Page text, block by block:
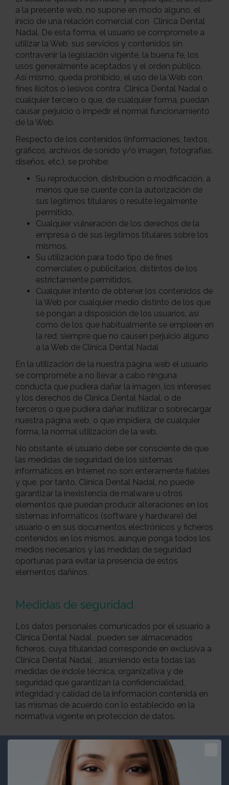
a la presente web, no supone en modo alguno, el
inicio de una relación comercial con Clínica Dental
Nadal. De esta forma, el usuario se compromete a
utilizar la Web, sus servicios y contenidos sin
contravenir la legislación vigente, la buena fe, los
usos generalmente aceptados y el orden público.
Así mismo, queda prohibido, el uso de la Web con
fines ilícitos o lesivos contra Clínica Dental Nadal o
cualquier tercero o que, de cualquier forma, puedan
causar perjuicio o impedir el normal funcionamiento
de la Web.
Respecto de los contenidos (informaciones, textos,
gráficos, archivos de sonido y/o imagen, fotografías,
diseños, etc.), se prohíbe:
Su reproducción, distribución o modificación, a
menos que se cuente con la autorización de
sus legítimos titulares o resulte legalmente
permitido.
Cualquier vulneración de los derechos de la
empresa o de sus legítimos titulares sobre los
mismos.
Su utilización para todo tipo de fines
comerciales o publicitarios, distintos de los
estrictamente permitidos.
Cualquier intento de obtener los contenidos de
la Web por cualquier medio distinto de los que
se pongan a disposición de los usuarios, así
como de los que habitualmente se empleen en
la red, siempre que no causen perjuicio alguno
a la Web de Clínica Dental Nadal
En la utilización de la nuestra página web el usuario
se compromete a no llevar a cabo ninguna
conducta que pudiera dañar la imagen, los intereses
y los derechos de Clínica Dental Nadal, o de
terceros o que pudiera dañar, inutilizar o sobrecargar
nuestra página web, o que impidiera, de cualquier
forma, la normal utilización de la web.
No obstante, el usuario debe ser consciente de que
las medidas de seguridad de los sistemas
informáticos en Internet no son enteramente fiables
y que, por tanto, Clínica Dental Nadal, no puede
garantizar la inexistencia de malware u otros
elementos que puedan producir alteraciones en los
sistemas informáticos (software y hardware) del
usuario o en sus documentos electrónicos y ficheros
contenidos en los mismos, aunque ponga todos los
medios necesarios y las medidas de seguridad
oportunas para evitar la presencia de estos
elementos dañinos.
Medidas de seguridad
Los datos personales comunicados por el usuario a
Clínica Dental Nadal , pueden ser almacenados
ficheros, cuya titularidad corresponde en exclusiva a
Clínica Dental Nadal, , asumiendo ésta todas las
medidas de índole técnica, organizativa y de
seguridad que garantizan la confidencialidad,
integridad y calidad de la información contenida en
las mismas de acuerdo con lo establecido en la
normativa vigente en protección de datos.